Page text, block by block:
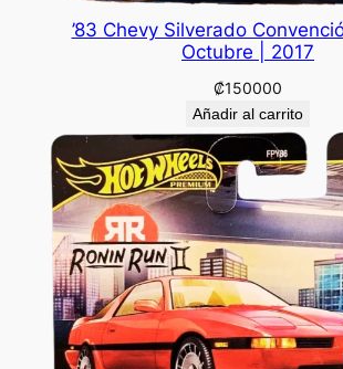
’83 Chevy Silverado
Octubre | 2017
₡150000
Añadir al carrito